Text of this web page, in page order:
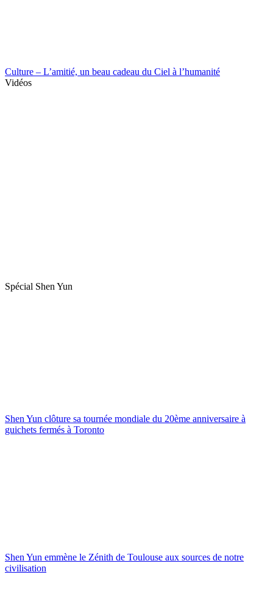
Culture – L’amitié, un beau cadeau du Ciel à l’humanité
Vidéos
Spécial Shen Yun
Shen Yun clôture sa tournée mondiale du 20ème anniversaire à
guichets fermés à Toronto
Shen Yun emmène le Zénith de Toulouse aux sources de notre
civilisation